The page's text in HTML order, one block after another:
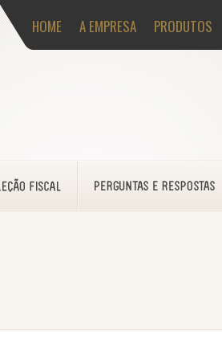
HOME A EMPRESA PRODUTOS